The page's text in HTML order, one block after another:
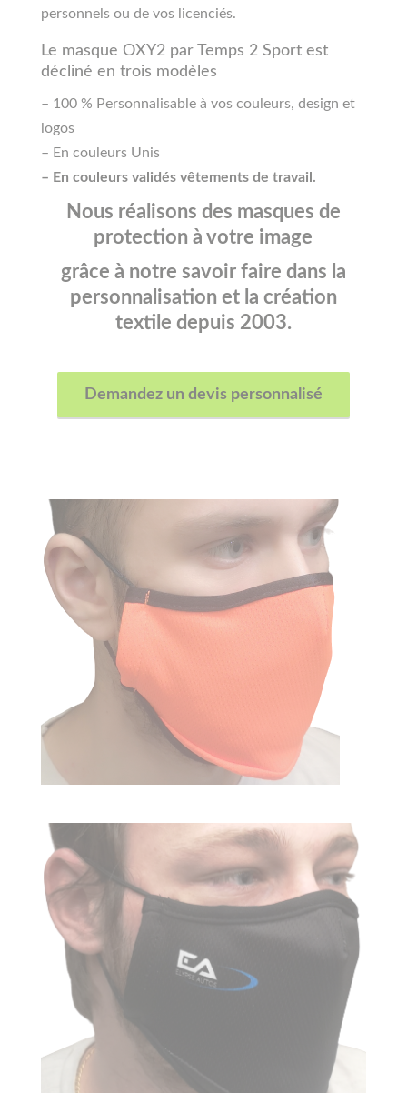
personnels ou de vos licenciés.
Le masque OXY2 par Temps 2 Sport est
décliné en trois modèles
– 100 % Personnalisable à vos couleurs, design et
logos
– En couleurs Unis
– En couleurs validés vêtements de travail.
Nous réalisons des masques de
protection à votre image
grâce à notre savoir faire dans la
personnalisation et la création
textile depuis 2003.
Demandez un devis personnalisé